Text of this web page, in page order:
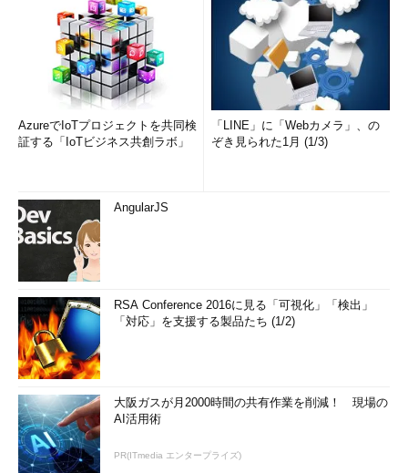
AzureでIoTプロジェクトを共同検
証する「IoTビジネス共創ラボ」
「LINE」に「Webカメラ」、の
ぞき見られた1月 (1/3)
AngularJS
RSA Conference 2016に見る「可視化」「検出」
「対応」を支援する製品たち (1/2)
大阪ガスが月2000時間の共有作業を削減！ 現場の
AI活用術
PR(ITmedia エンタープライズ)